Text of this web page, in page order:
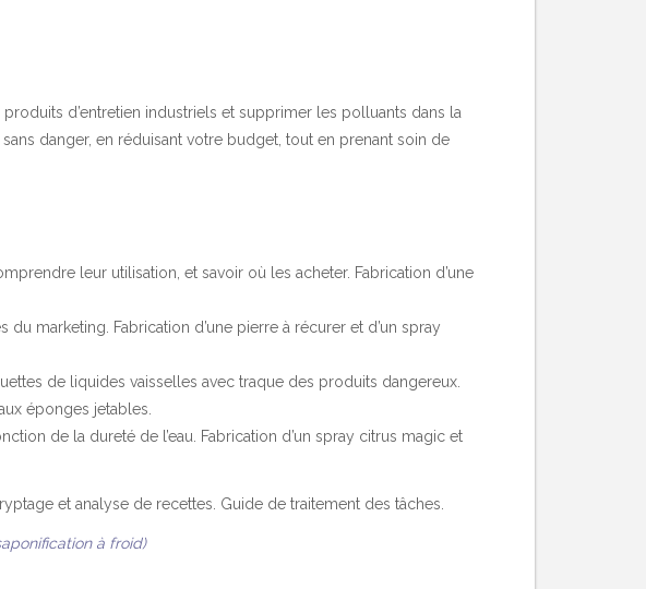
d’entretien industriels et supprimer les polluants dans la
danger, en réduisant votre budget, tout en prenant soin de
leur utilisation, et savoir où les acheter. Fabrication d’une
marketing. Fabrication d’une pierre à récurer et d’un spray
de liquides vaisselles avec traque des produits dangereux.
éponges jetables.
de la dureté de l’eau. Fabrication d’un spray citrus magic et
et analyse de recettes. Guide de traitement des tâches.
à froid)